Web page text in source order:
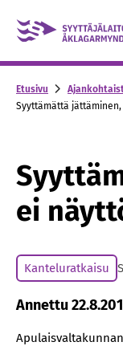
Skip to content -
Etusivu
Syyttämättä
ei
Kanteluratkaisu
Annettu